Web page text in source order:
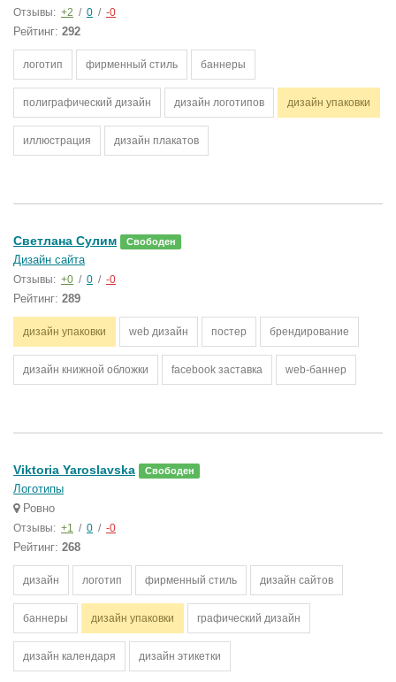
Отзывы: +2 / 0 / -0
Рейтинг: 292
логотип фирменный стиль баннеры
полиграфический дизайн дизайн логотипов дизайн упаковки
иллюстрация дизайн плакатов
Светлана Сулим Свободен
Дизайн сайта
Отзывы: +0 / 0 / -0
Рейтинг: 289
дизайн упаковки web дизайн постер брендирование
дизайн книжной обложки facebook заставка web-баннер
Viktoria Yaroslavska Свободен
Логотипы
Ровно
Отзывы: +1 / 0 / -0
Рейтинг: 268
дизайн логотип фирменный стиль дизайн сайтов
баннеры дизайн упаковки графический дизайн
дизайн календаря дизайн этикетки